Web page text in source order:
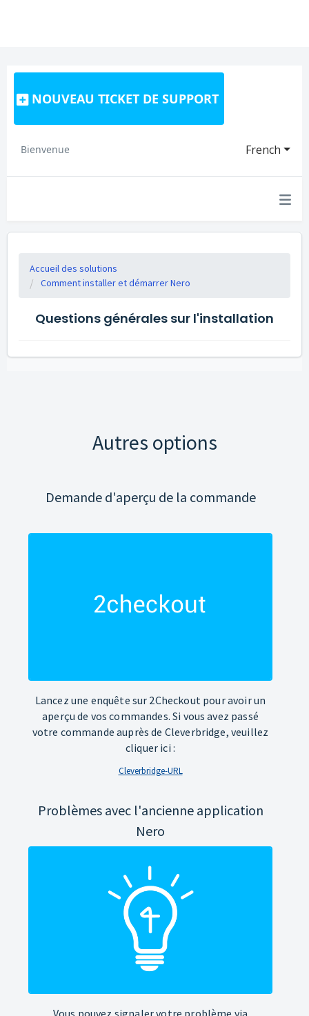
NOUVEAU TICKET DE SUPPORT
French
Bienvenue
Accueil des solutions
Comment installer et démarrer Nero
Questions générales sur l'installation
Autres options
Demande d'aperçu de la commande
Lancez une enquête sur 2Checkout pour avoir un
aperçu de vos commandes. Si vous avez passé
votre commande auprès de Cleverbridge, veuillez
cliquer ici :
Cleverbridge-URL
Problèmes avec l'ancienne application
Nero
Vous pouvez signaler votre problème via